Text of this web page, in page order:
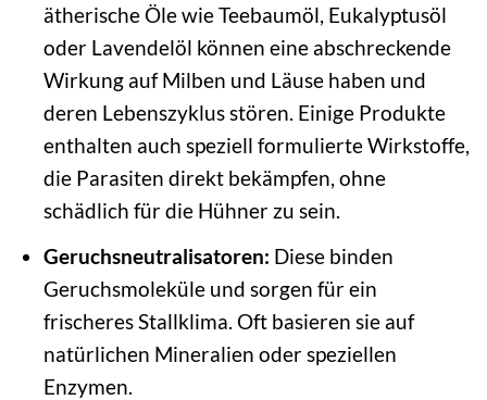
ätherische Öle wie Teebaumöl, Eukalyptusöl
oder Lavendelöl können eine abschreckende
Wirkung auf Milben und Läuse haben und
deren Lebenszyklus stören. Einige Produkte
enthalten auch speziell formulierte Wirkstoffe,
die Parasiten direkt bekämpfen, ohne
schädlich für die Hühner zu sein.
Geruchsneutralisatoren: Diese binden
Geruchsmoleküle und sorgen für ein
frischeres Stallklima. Oft basieren sie auf
natürlichen Mineralien oder speziellen
Enzymen.